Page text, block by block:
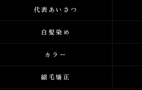
代表あいさつ
白髪染め
カラー
縮毛矯正